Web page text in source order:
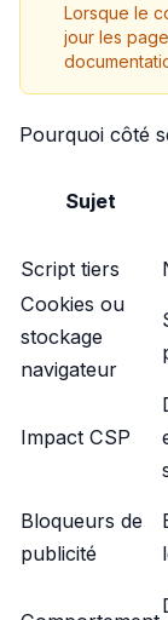
Lorsque le
jour les
Pourquoi côté
Sujet
Script tiers
Cookies ou
stockage
navigateur
Impact CSP
Bloqueurs de
publicité